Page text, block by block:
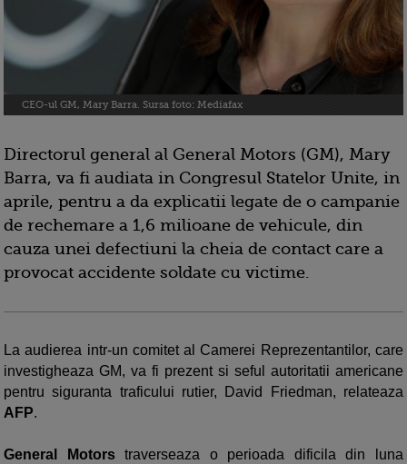
CEO-ul GM, Mary Barra. Sursa foto: Mediafax
Directorul general al General Motors (GM), Mary
Barra, va fi audiata in Congresul Statelor Unite, in
aprile, pentru a da explicatii legate de o campanie
de rechemare a 1,6 milioane de vehicule, din
cauza unei defectiuni la cheia de contact care a
provocat accidente soldate cu victime.
La audierea intr-un comitet al Camerei Reprezentantilor, care
investigheaza GM, va fi prezent si seful autoritatii americane
pentru siguranta traficului rutier, David Friedman, relateaza
AFP.
General Motorstraverseaza o perioada dificila din luna